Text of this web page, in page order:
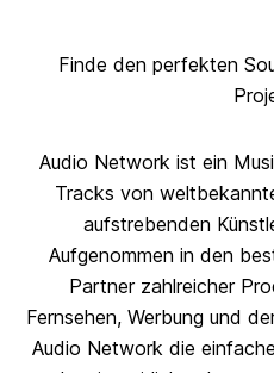
Finde den perfekten
Audio Network ist ein
Tracks von
aufstrebenden
Aufgenommen in den
Partner zahlreicher
Fernsehen, Werbung und
Audio Network die